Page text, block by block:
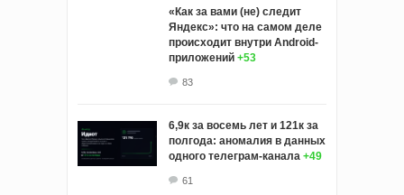
«Как за вами (не) следит
Яндекс»: что на самом деле
происходит внутри Android-
приложений +53
83
6,9к за восемь лет и 121к за
полгода: аномалия в данных
одного телеграм-канала +49
61